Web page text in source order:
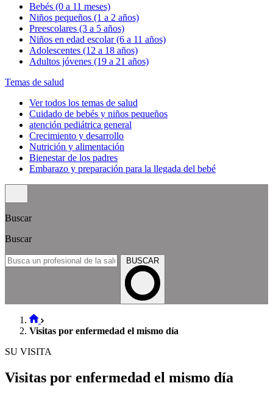
Bebés (0 a 11 meses)
Niños pequeños (1 a 2 años)
Preescolares (3 a 5 años)
Niños en edad escolar (6 a 11 años)
Adolescentes (12 a 18 años)
Adultos jóvenes (19 a 21 años)
Temas de salud
Ver todos los temas de salud
Cuidado de bebés y niños pequeños
atención pediátrica general
Crecimiento y desarrollo
Nutrición y alimentación
Bienestar de los padres
Embarazo y preparación para la llegada del bebé
Buscar
Buscar
BUSCAR
Visitas por enfermedad el mismo día
SU VISITA
Visitas por enfermedad el mismo día